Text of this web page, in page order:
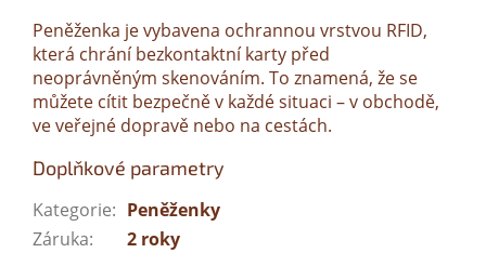
Peněženka je vybavena ochrannou vrstvou RFID,
která chrání bezkontaktní karty před
neoprávněným skenováním. To znamená, že se
můžete cítit bezpečně v každé situaci – v obchodě,
ve veřejné dopravě nebo na cestách.
Doplňkové parametry
Kategorie: Peněženky
Záruka:
2 roky